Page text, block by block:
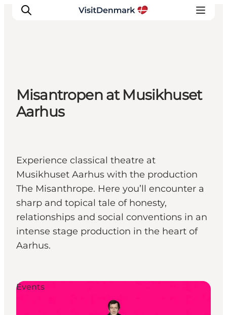
Ispirazioni
Dove andare
Cosa fare
Misantropen at Musikhuset
Aarhus
Experience classical theatre at
Musikhuset Aarhus with the production
The Misanthrope. Here you’ll encounter a
sharp and topical tale of honesty,
relationships and social conventions in an
intense stage production in the heart of
Aarhus.
Events